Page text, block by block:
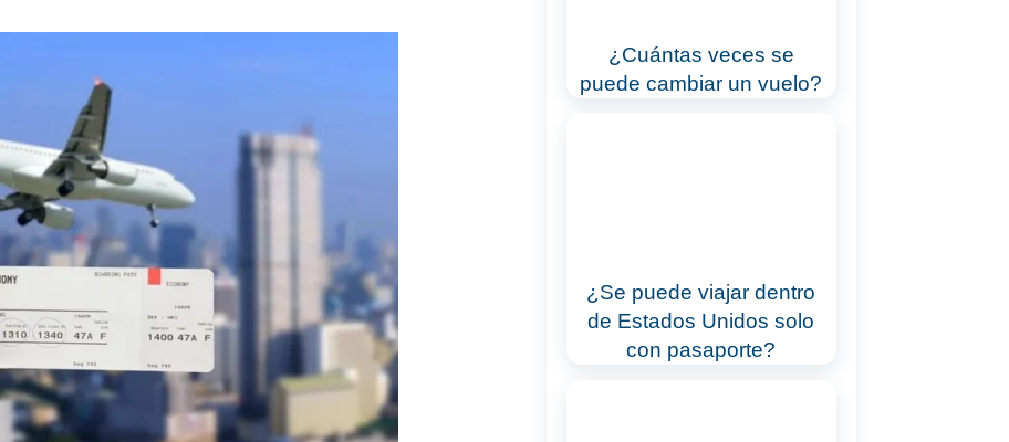
¿Cuántas veces se
puede cambiar un vuelo?
¿Se puede viajar dentro
de Estados Unidos solo
con pasaporte?